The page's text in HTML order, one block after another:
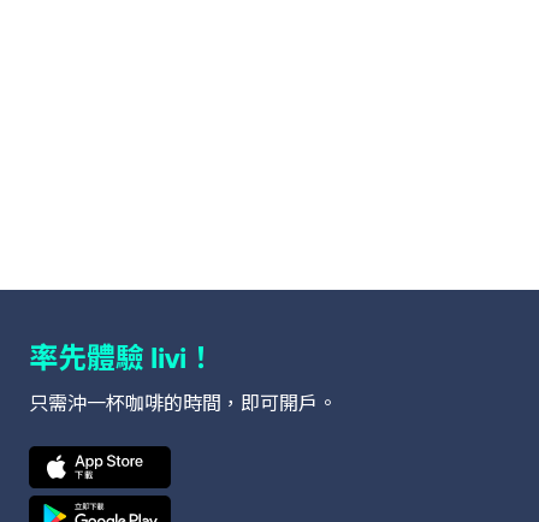
率先體驗 livi ！
只需沖一杯咖啡的時間，即可開戶。